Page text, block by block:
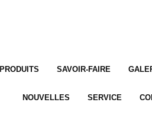
PRODUITS SAVOIR-FAIRE
NOUVELLES SERVICE